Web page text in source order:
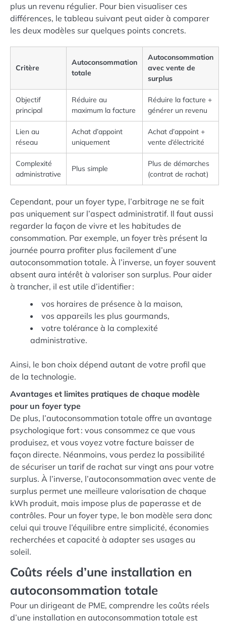
plus un revenu régulier. Pour bien visualiser ces
différences, le tableau suivant peut aider à comparer
les deux modèles sur quelques points concrets.
Critère
Autoconsommation
totale
Autoconsommation
avec vente de
surplus
Objectif
principal
Réduire au
maximum la facture
Réduire la facture +
générer un revenu
Lien au
réseau
Achat d’appoint
uniquement
Achat d’appoint +
vente d’électricité
Complexité
administrative
Plus simple
Plus de démarches
(contrat de rachat)
Cependant, pour un foyer type, l’arbitrage ne se fait
pas uniquement sur l’aspect administratif. Il faut aussi
regarder la façon de vivre et les habitudes de
consommation. Par exemple, un foyer très présent la
journée pourra profiter plus facilement d’une
autoconsommation totale. À l’inverse, un foyer souvent
absent aura intérêt à valoriser son surplus. Pour aider
à trancher, il est utile d’identifier :
vos horaires de présence à la maison,
vos appareils les plus gourmands,
votre tolérance à la complexité
administrative.
Ainsi, le bon choix dépend autant de votre profil que
de la technologie.
Avantages et limites pratiques de chaque modèle
pour un foyer type
De plus, l’autoconsommation totale offre un avantage
psychologique fort : vous consommez ce que vous
produisez, et vous voyez votre facture baisser de
façon directe. Néanmoins, vous perdez la possibilité
de sécuriser un tarif de rachat sur vingt ans pour votre
surplus. À l’inverse, l’autoconsommation avec vente de
surplus permet une meilleure valorisation de chaque
kWh produit, mais impose plus de paperasse et de
contrôles. Pour un foyer type, le bon modèle sera donc
celui qui trouve l’équilibre entre simplicité, économies
recherchées et capacité à adapter ses usages au
soleil.
Coûts réels d’une installation en
autoconsommation totale
Pour un dirigeant de PME, comprendre les coûts réels
d’une installation en autoconsommation totale est